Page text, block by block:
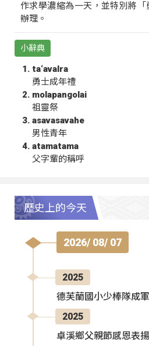
作求學濃縮為一天，並特別將「
辦理。
小辭典
ta‘avalra
勇士成年禮
molapangolai
祖靈祭
asavasavahe
男性青年
atamatama
父字輩的稱呼
歷史上的今天
2026/ 08/ 07
2025
德芙蘭國小少棒隊成
2025
卓溪鄉父親節感恩表